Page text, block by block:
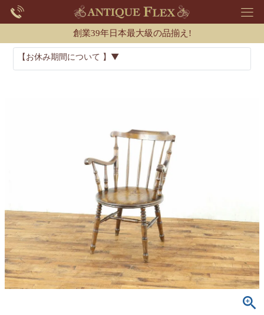
創業39年日本最大級の品揃え!
【お休み期間について 】▼